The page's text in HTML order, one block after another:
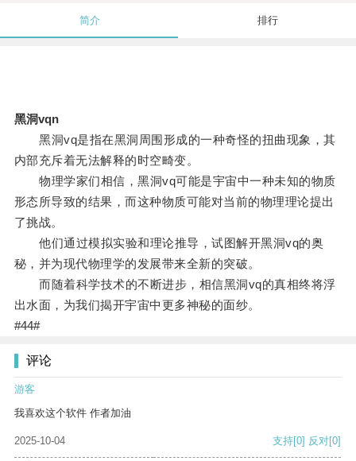
简介 排行
黑洞vqn
黑洞vq是指在黑洞周围形成的一种奇怪的扭曲现象，其
内部充斥着无法解释的时空畸变。
物理学家们相信，黑洞vq可能是宇宙中一种未知的物质
形态所导致的结果，而这种物质可能对当前的物理理论提出
了挑战。
他们通过模拟实验和理论推导，试图解开黑洞vq的奥
秘，并为现代物理学的发展带来全新的突破。
而随着科学技术的不断进步，相信黑洞vq的真相终将浮
出水面，为我们揭开宇宙中更多神秘的面纱。
#44#
评论
游客
我喜欢这个软件 作者加油
2025-10-04 支持[0] 反对[0]